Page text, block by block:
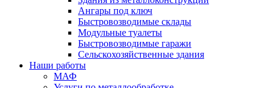
Ангары под ключ
Быстровозводимые склады
Модульные туалеты
Быстровозводимые гаражи
Сельскохозяйственные здания
Наши работы
МАФ